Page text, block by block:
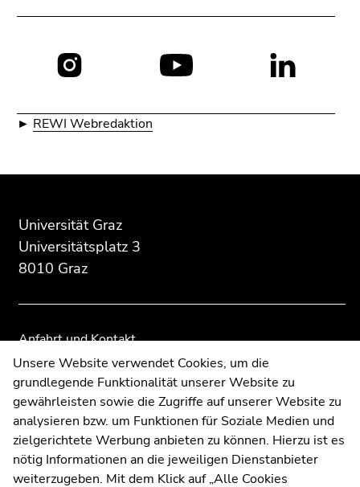
► REWI Webredaktion
Seitenbereichs:
Zusatzinformationen:
Universität Graz
Universitätsplatz 3
8010 Graz
Anfahrt und Kontakt
Kommunikation und Öffentlichkeitsarbeit
Moodle
UNIGRAZonline
Impressum
Datenschutzerklärung
Cookie-Einstellungen
Seitenbereichs.
Übersicht
Seitenbereichs.
Übersicht
Unsere Website verwendet Cookies, um die
grundlegende Funktionalität unserer Website zu
gewährleisten sowie die Zugriffe auf unserer Website zu
analysieren bzw. um Funktionen für Soziale Medien und
zielgerichtete Werbung anbieten zu können. Hierzu ist es
nötig Informationen an die jeweiligen Dienstanbieter
weiterzugeben. Mit dem Klick auf „Alle Cookies